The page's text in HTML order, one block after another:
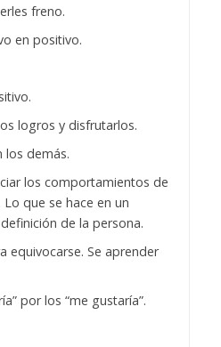
freno.
en positivo.
logros y disfrutarlos.
los demás.
los comportamientos de
que se hace en un
de la persona.
equivocarse. Se aprender
por los “me gustaría”.